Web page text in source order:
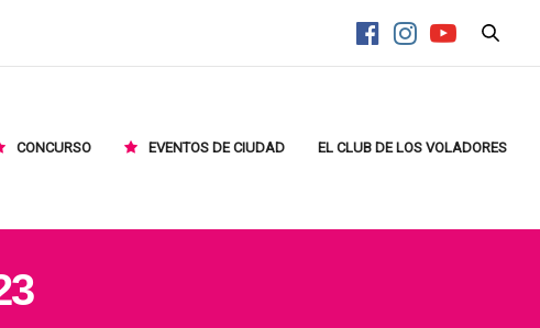
CONCURSO EVENTOS DE CIUDAD EL CLUB DE LOS VOLADORES